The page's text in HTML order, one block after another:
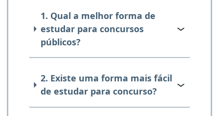
1. Qual a melhor forma de
estudar para concursos
públicos?
2. Existe uma forma mais fácil
de estudar para concurso?